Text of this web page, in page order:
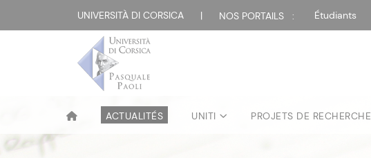
UNIVERSITÀ DI CORSICA | NOS PORTAILS : Étudiants
ACTUALITÉS UNITI PROJETS DE RECHERCHE